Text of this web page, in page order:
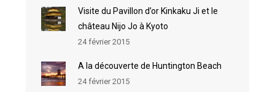
Visite du Pavillon d’or Kinkaku Ji et le
château Nijo Jo à Kyoto
24 février 2015
A la découverte de Huntington Beach
24 février 2015